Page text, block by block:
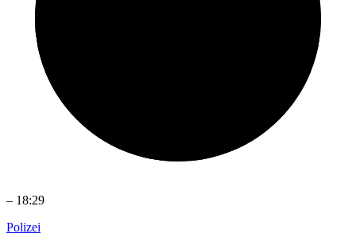
– 18:29
Polizei